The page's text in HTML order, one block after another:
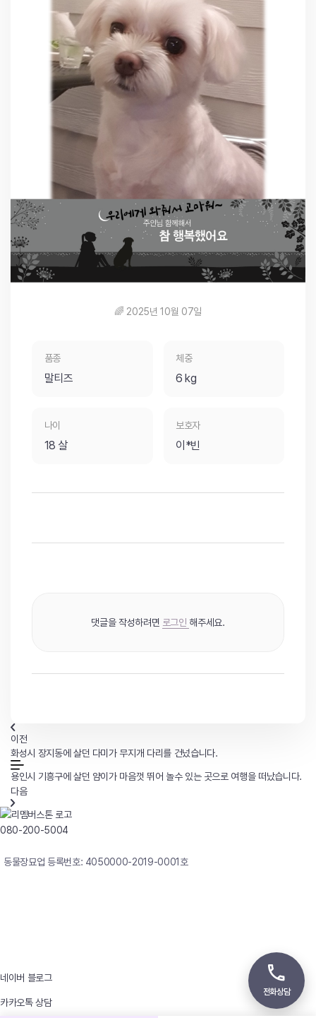
🌈 2025년 10월 07일
품종
말티즈
체중
6 kg
나이
18 살
보호자
이*빈
댓글을 작성하려면 로그인 해주세요.
이전
화성시 장지동에 살던 다미가 무지개 다리를 건넜습니다.
용인시 기흥구에 살던 얌이가 마음껏 뛰어 놀수 있는 곳으로 여행을 떠났습니다.
다음
080-200-5004
동물장묘업 등록번호: 4050000-2019-0001호
네이버 블로그
카카오톡 상담
전화상담